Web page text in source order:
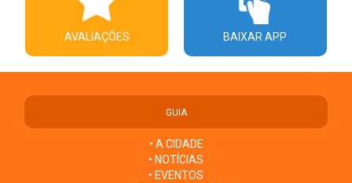
AVALIAÇÕES BAIXAR APP
GUIA
• A CIDADE
• NOTÍCIAS
• EVENTOS